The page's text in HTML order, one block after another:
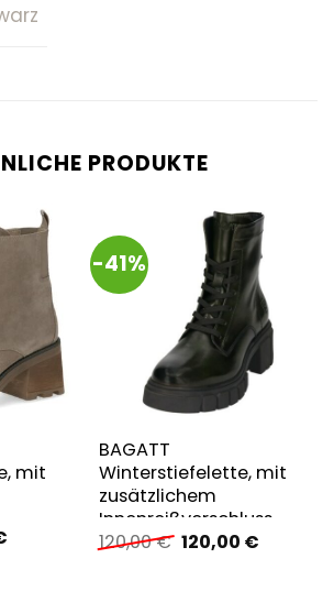
PRODUKTE
mit
Aktueller
-41%
BAGATT
Winterstiefelette, mit
zusätzlichem
Innenreißverschluss
120,00€ Ursprünglicher
Preis
120,00 €Aktueller